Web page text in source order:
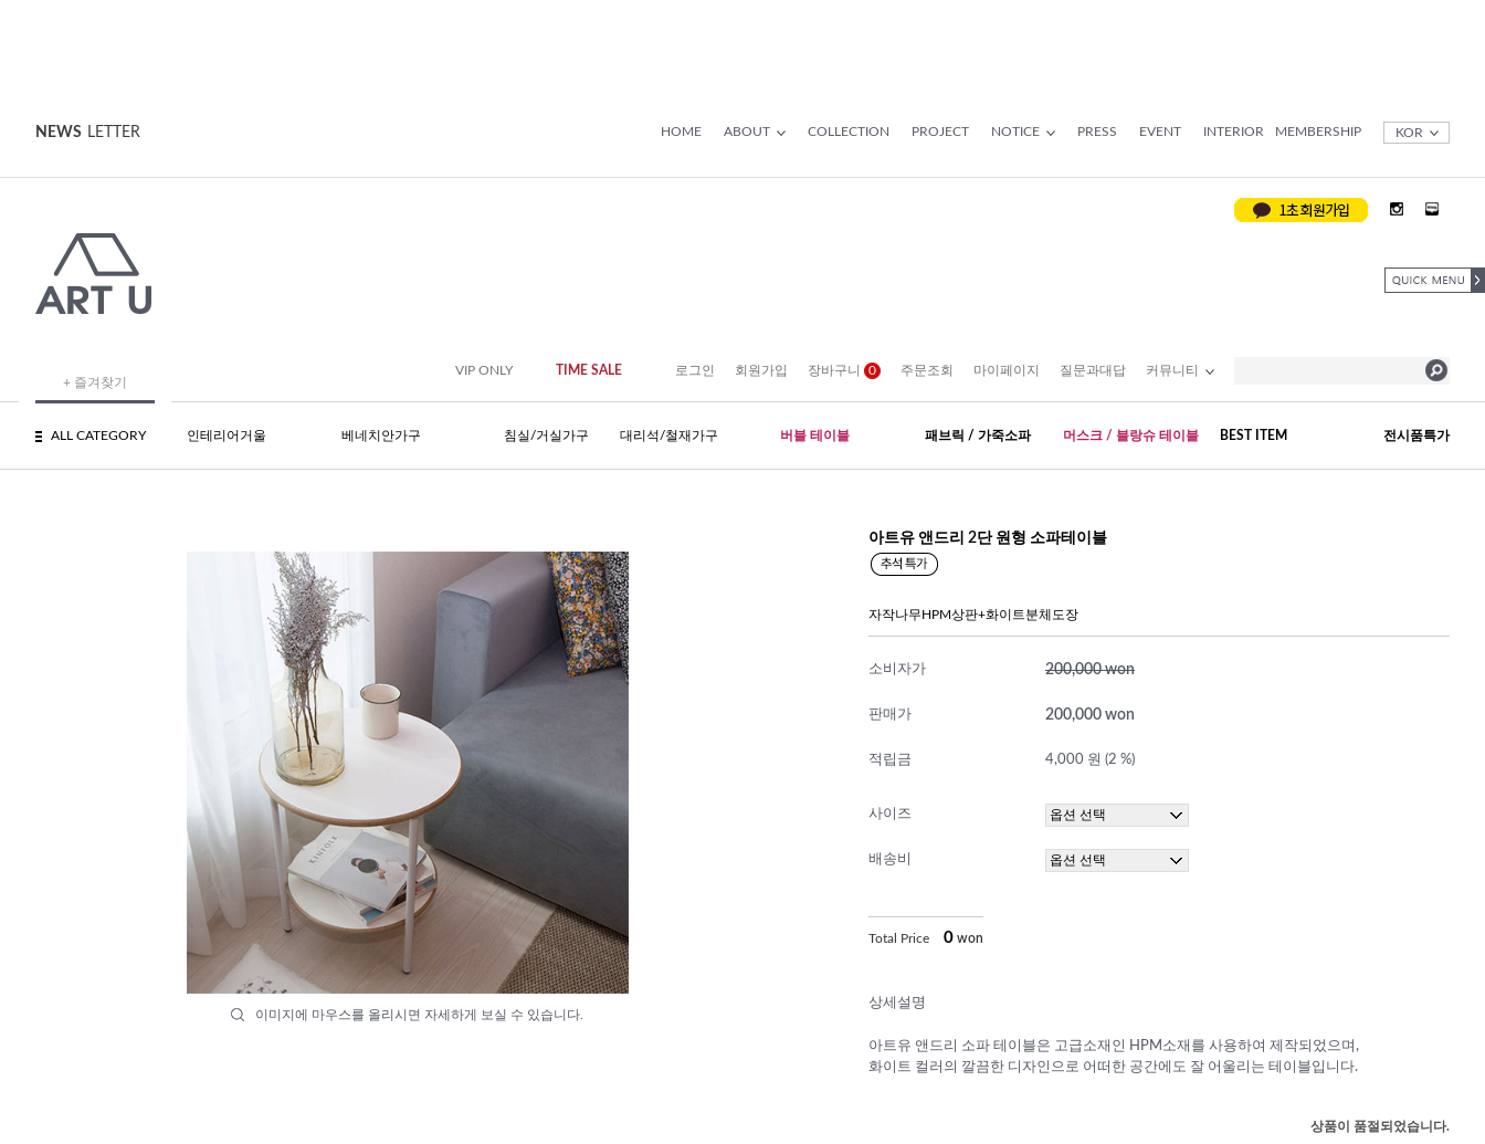
NEWS LETTER HOME ABOUT COLLECTION PROJECT NOTICE PRESS EVENT INTERIOR MEMBERSHIP KOR
+ 즐겨찾기
VIP ONLY TIME SALE 로그인 회원가입 장바구니 0 주문조회 마이페이지 질문과대답 커뮤니티
ALL CATEGORY 인테리어거울 베네치안가구 침실/거실가구 대리석/철재가구 버블 테이블 패브릭 / 가죽소파 머스크 / 블랑슈 테이블 BEST ITEM 전시품특가
이미지에 마우스를 올리시면 자세하게 보실 수 있습니다.
아트유 앤드리 2단 원형 소파테이블
자작나무HPM상판+화이트분체도장
소비자가 200,000 won
판매가 200,000 won
적립금 4,000 원 (2 %)
사이즈
배송비
Total Price 0 won
상세설명
아트유 앤드리 소파 테이블은 고급소재인 HPM소재를 사용하여 제작되었으며,
화이트 컬러의 깔끔한 디자인으로 어떠한 공간에도 잘 어울리는 테이블입니다.
상품이 품절되었습니다.